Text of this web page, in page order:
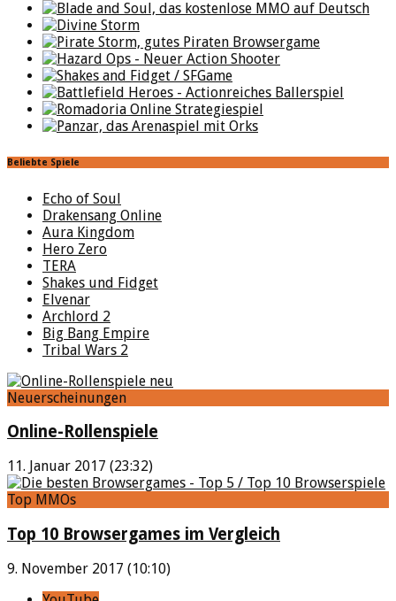
Beliebte Spiele
Echo of Soul
Drakensang Online
Aura Kingdom
Hero Zero
TERA
Shakes und Fidget
Elvenar
Archlord 2
Big Bang Empire
Tribal Wars 2
Neuerscheinungen
Online-Rollenspiele
11. Januar 2017 (23:32)
Top MMOs
Top 10 Browsergames im Vergleich
9. November 2017 (10:10)